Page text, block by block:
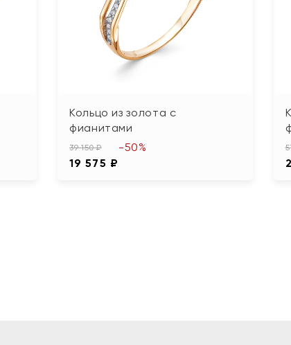
Кольцо из золота с
фианитами
39 150 ₽
19 575 ₽
-50%